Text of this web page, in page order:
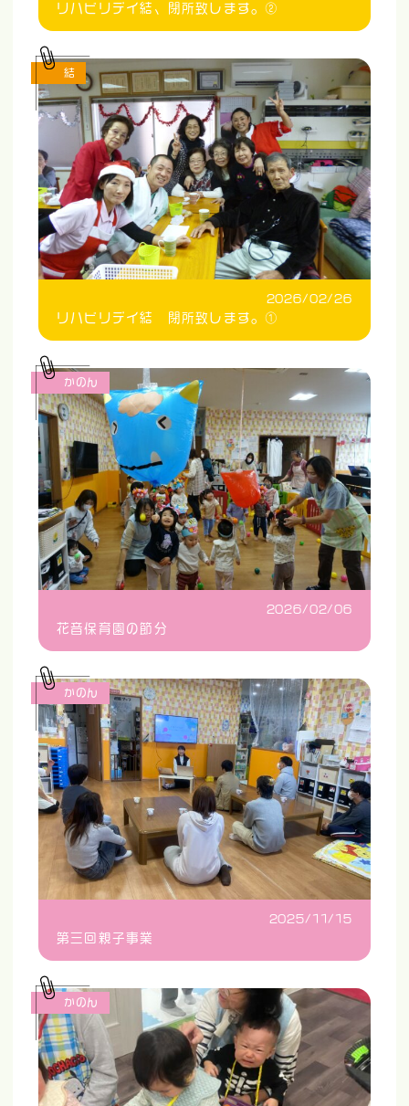
リハビリデイ結、閉所致します。②
2026/02/26
リハビリデイ結 閉所致します。①
結
2026/02/06
花音保育園の節分
かのん
2025/11/15
第三回親子事業
かのん
かのん